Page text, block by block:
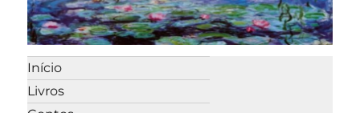
Início
Livros